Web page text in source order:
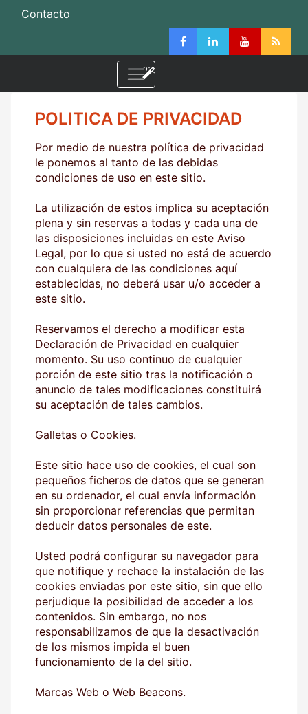
Contacto
POLITICA DE PRIVACIDAD
Por medio de nuestra política de privacidad
le ponemos al tanto de las debidas
condiciones de uso en este sitio.
La utilización de estos implica su aceptación
plena y sin reservas a todas y cada una de
las disposiciones incluidas en este Aviso
Legal, por lo que si usted no está de acuerdo
con cualquiera de las condiciones aquí
establecidas, no deberá usar u/o acceder a
este sitio.
Reservamos el derecho a modificar esta
Declaración de Privacidad en cualquier
momento. Su uso continuo de cualquier
porción de este sitio tras la notificación o
anuncio de tales modificaciones constituirá
su aceptación de tales cambios.
Galletas o Cookies.
Este sitio hace uso de cookies, el cual son
pequeños ficheros de datos que se generan
en su ordenador, el cual envía información
sin proporcionar referencias que permitan
deducir datos personales de este.
Usted podrá configurar su navegador para
que notifique y rechace la instalación de las
cookies enviadas por este sitio, sin que ello
perjudique la posibilidad de acceder a los
contenidos. Sin embargo, no nos
responsabilizamos de que la desactivación
de los mismos impida el buen
funcionamiento de la del sitio.
Marcas Web o Web Beacons.